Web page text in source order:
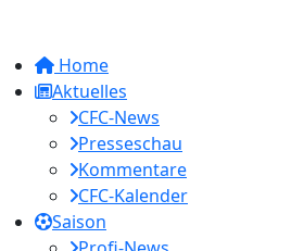
Home
Aktuelles
CFC-News
Presseschau
Kommentare
CFC-Kalender
Saison